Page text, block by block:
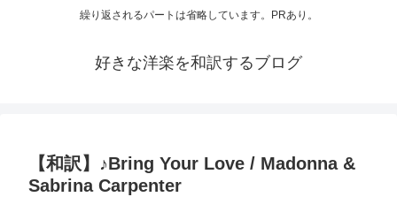
繰り返されるパートは省略しています。PRあり。
好きな洋楽を和訳するブログ
【和訳】♪Bring Your Love / Madonna &
Sabrina Carpenter